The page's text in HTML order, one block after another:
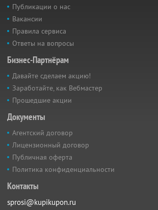
Публикации о нас
Вакансии
Правила сервиса
Ответы на вопросы
Бизнес-Партнёрам
Давайте сделаем акцию!
Заработайте, как Вебмастер
Прошедшие акции
Документы
Агентский договор
Лицензионный договор
Публичная оферта
Политика конфиденциальности
Контакты
sprosi@kupikupon.ru